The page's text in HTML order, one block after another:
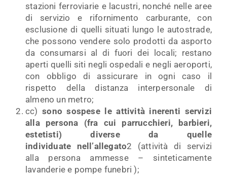
stazioni ferroviarie e lacustri, nonché nelle aree
di servizio e rifornimento carburante, con
esclusione di quelli situati lungo le autostrade,
che possono vendere solo prodotti da asporto
da consumarsi al di fuori dei locali; restano
aperti quelli siti negli ospedali e negli aeroporti,
con obbligo di assicurare in ogni caso il
rispetto della distanza interpersonale di
almeno un metro;
cc)sono sospese le attività inerenti servizi
alla persona (fra cui parrucchieri, barbieri,
estetisti) diverse da quelle
individuate nell’allegato2 (attività di servizi
alla persona ammesse – sinteticamente
lavanderie e pompe funebri );